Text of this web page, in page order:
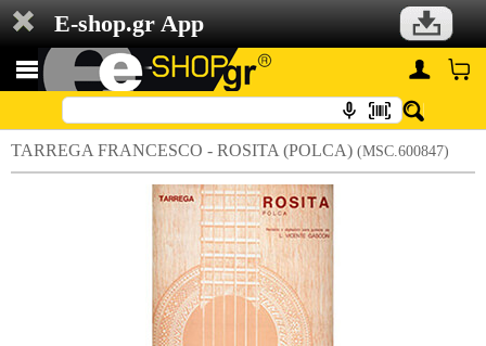
E-shop.gr App
TARREGA FRANCESCO - ROSITA (POLCA) (MSC.600847)